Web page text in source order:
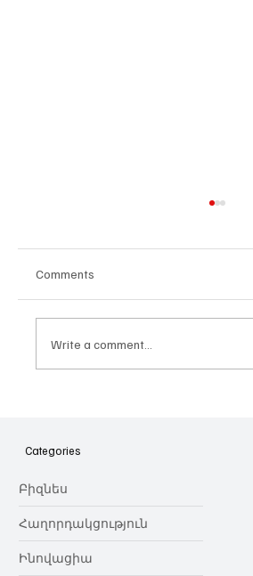
նվիրում որոշում
Comments
Write a comment...
Categories
Բիզնես
Հաղորդակցություն
Ինովացիա